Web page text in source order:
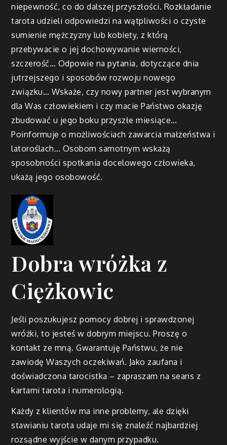
niepewność, co do dalszej przyszłości. Rozkładanie
tarota udzieli odpowiedzi na wątpliwości o czyste
sumienie mężczyzny lub kobiety, z którą
przebywacie o jej dochowywanie wierności,
szczerość… Odpowie na pytania, dotyczące dnia
jutrzejszego i sposobów rozwoju nowego
związku… Wskaże, czy nowy partner jest wybranym
dla Was człowiekiem i czy macie Państwo okazję
zbudować u jego boku przyszłe miesiące…
Poinformuje o możliwościach zawarcia małżeństwa i
latoroślach… Osobom samotnym wskażą
sposobności spotkania docelowego człowieka,
ukażą jego osobowość.
Dobra wróżka z
Ciężkowic
Jeśli poszukujesz pomocy dobrej i sprawdzonej
wróżki, to jesteś w dobrym miejscu. Proszę o
kontakt ze mną. Gwarantuję Państwu, że nie
zawiodę Waszych oczekiwań. Jako zaufana i
doświadczona tarocistka – zapraszam na seans z
kartami tarota i numerologią.
Każdy z klientów ma inne problemy, ale dzięki
stawianiu tarota udaje mi się znaleźć najbardziej
rozsądne wyjście w danym przypadku.